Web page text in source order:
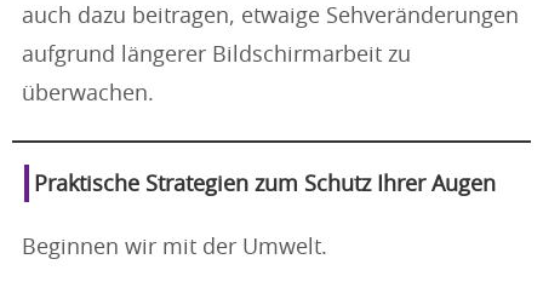
auch dazu beitragen, etwaige Sehveränderungen
aufgrund längerer Bildschirmarbeit zu
überwachen.
Praktische Strategien zum Schutz Ihrer Augen
Beginnen wir mit der Umwelt.